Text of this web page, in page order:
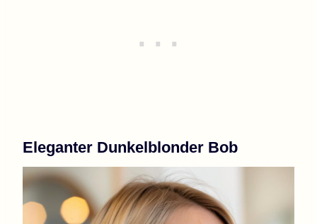
Eleganter Dunkelblonder Bob